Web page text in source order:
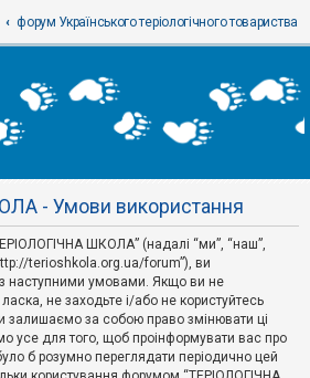
форум Українського теріологічного товариства
- Умови використання
ШКОЛА” (надалі “ми”, “наш”,
terioshkola.org.ua/forum”), ви
наступними умовами. Якщо ви не
не заходьте і/або не користуйтесь
за собою право змінювати ці
усе для того, щоб проінформувати вас про
б розумно переглядати періодично цей